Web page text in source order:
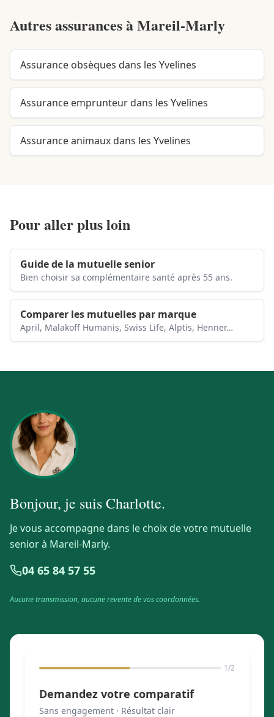
Autres assurances àMareil-Marly
Assurance obsèques dans les Yvelines
Assurance emprunteur dans les Yvelines
Assurance animaux dans les Yvelines
Pour aller plus loin
Guide de la mutuelle senior
Bien choisir sa complémentaire santé après 55 ans.
Comparer les mutuelles par marque
April, Malakoff Humanis, Swiss Life, Alptis, Henner…
Bonjour, je suisCharlotte.
Je vous accompagne dans le choix de votre mutuelle
senior à Mareil-Marly.
04 65 84 57 55
Aucune transmission, aucune revente de vos coordonnées.
1/2
Demandez votre comparatif
Sans engagement · Résultat clair